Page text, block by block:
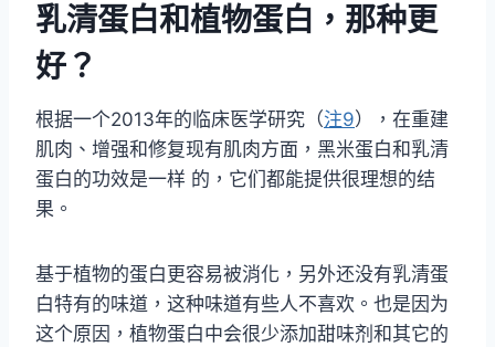
乳清蛋白和植物蛋白，那种更
好？
根据一个2013年的临床医学研究（注9），在重建
肌肉、增强和修复现有肌肉方面，黑米蛋白和乳清
蛋白的功效是一样 的，它们都能提供很理想的结
果。
基于植物的蛋白更容易被消化，另外还没有乳清蛋
白特有的味道，这种味道有些人不喜欢。也是因为
这个原因，植物蛋白中会很少添加甜味剂和其它的